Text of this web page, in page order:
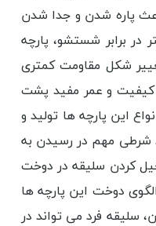
پاره شدن و جدا شدن
برابر شستشو، پارچه
شکل مقاومت کمتری
کیفیت و عمر مفید پشت
این پارچه ها تولید و
شرطی مهم در رسیدن به
کردن سلیقه در دوخت
دوخت این پارچه ها
سلیقه فرد می تواند در